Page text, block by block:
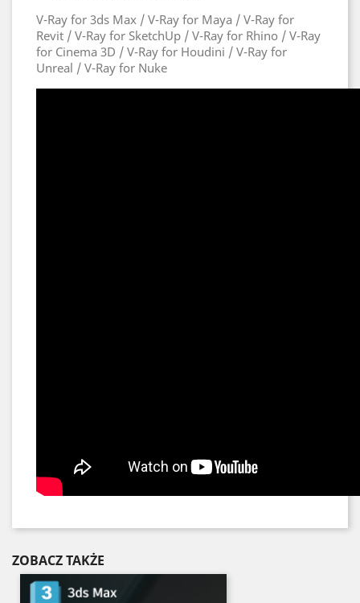
V-Ray for 3ds Max / V-Ray for Maya / V-Ray for
Revit / V-Ray for SketchUp / V-Ray for Rhino / V-Ray
for Cinema 3D / V-Ray for Houdini / V-Ray for
Unreal / V-Ray for Nuke
ZOBACZ TAKŻE